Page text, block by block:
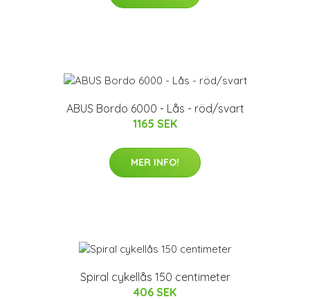
ABUS Bordo 6000 - Lås - röd/svart
1165 SEK
MER INFO!
Spiral cykellås 150 centimeter
406 SEK